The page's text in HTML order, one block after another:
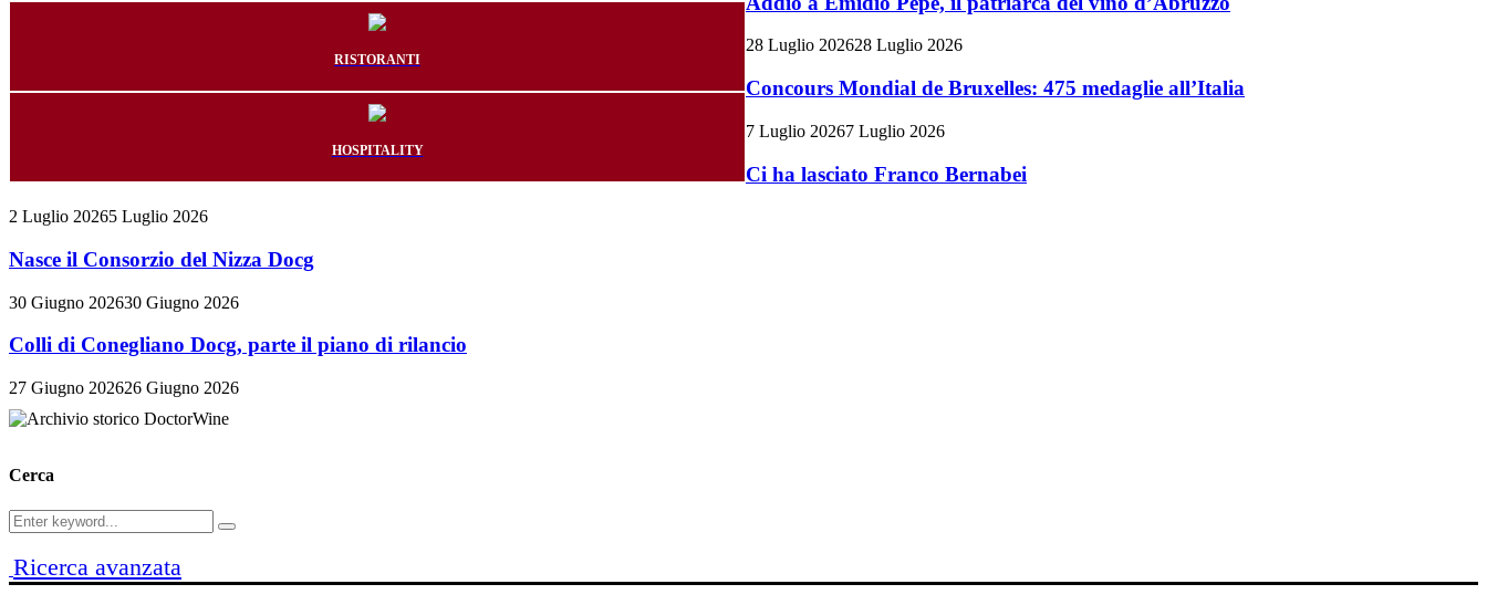
RISTORANTI
HOSPITALITY
28 Luglio 202628 Luglio 2026
Concours Mondial de Bruxelles: 475 medaglie all’Italia
7 Luglio 20267 Luglio 2026
Ci ha lasciato Franco Bernabei
2 Luglio 20265 Luglio 2026
Nasce il Consorzio del Nizza Docg
30 Giugno 202630 Giugno 2026
Colli di Conegliano Docg, parte il piano di rilancio
27 Giugno 202626 Giugno 2026
Cerca
Search
for:
Search
Ricerca avanzata